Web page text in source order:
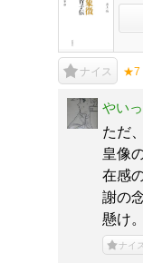
ナイス ★7
やい
ただ
皇像
在感
謝の
懸け
ナイス